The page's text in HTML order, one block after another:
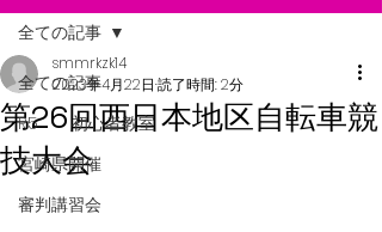
全ての記事
R5 初心者教室
宮崎県開催
審判講習会
全ての記事
第26回西日本地区自転車競
技大会
smmrkzk14
2023年4月22日 読了時間: 2分